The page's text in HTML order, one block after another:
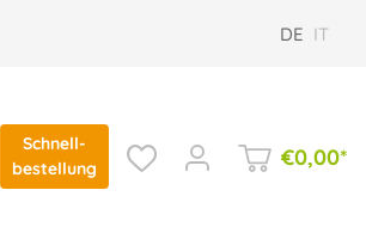
DE IT
Schnell-
bestellung
€0,00*